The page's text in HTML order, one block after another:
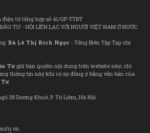
tử tổng hợp số 41/GP-TTĐT
TƯ - HỘI LIÊN LẠC VỚI NGƯỜI VIỆT NAM Ở NƯỚC
Bà Lê Thị Bích Ngọc - Tổng Biên Tập Tạp chí
Tưgiữ bản quyền nội dung trên website này; chỉ
thông tin này khi có sự đồng ý bằng văn bản của
28 Dương Khuê, P. Từ Liêm, Hà Nội